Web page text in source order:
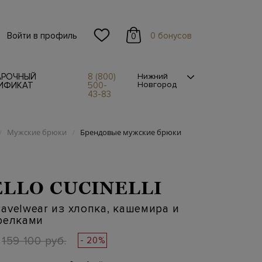
Войти в профиль 0 0 бонусов
8 (800)
500-
43-83
Нижний
Новгород
Мужские брюки / Брендовые мужские брюки
CUCINELLI
из хлопка, кашемира и
159 100 руб.
- 20%